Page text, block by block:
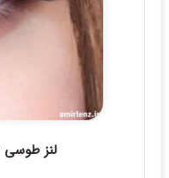
لنز طوسی